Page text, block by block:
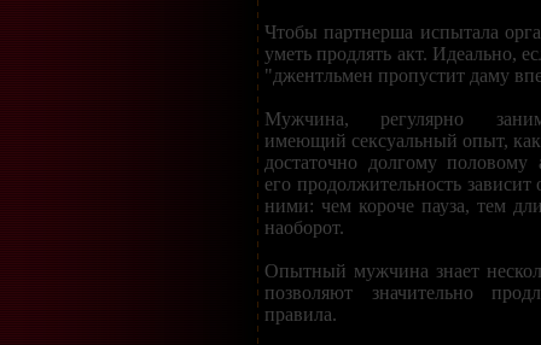
Чтобы партнерша испытала
уметь продлять акт. Идеально,
"джентльмен пропустит даму
Мужчина, регулярно
имеющий сексуальный опыт,
достаточно долгому половому
его продолжительность
ними: чем короче пауза, тем
наоборот.
Опытный мужчина знает
позволяют значительно
правила.